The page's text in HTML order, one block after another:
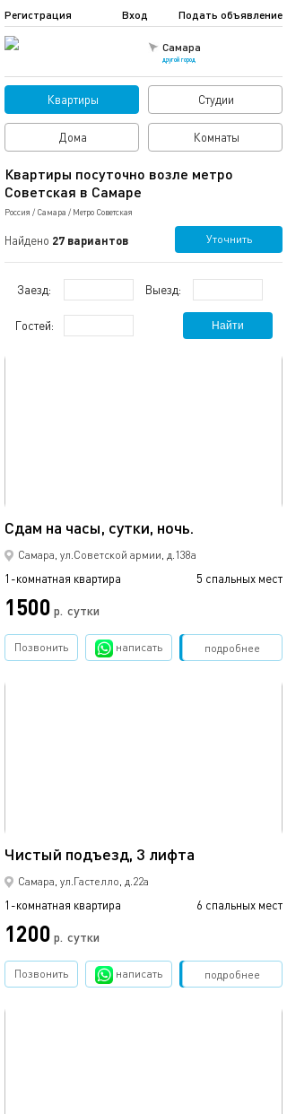
Самара
другой город
Подать объявление
Регистрация Вход
Квартиры Студии
Дома Комнаты
Квартиры посуточно возле метро
Советская в Самаре
Россия / Самара / Метро Советская
Найдено 27 вариантов Уточнить
Заезд: Выезд:
Гостей: Найти
Сдам на часы, сутки, ночь.
Самара, ул.Советской армии, д.138а
1-комнатная квартира 5 спальных мест
1500 р. сутки
подробнее
Позвонить написать Забронировать
Чистый подъезд, 3 лифта
Самара, ул.Гастелло, д.22а
1-комнатная квартира 6 спальных мест
1200 р. сутки
подробнее
Позвонить написать Забронировать